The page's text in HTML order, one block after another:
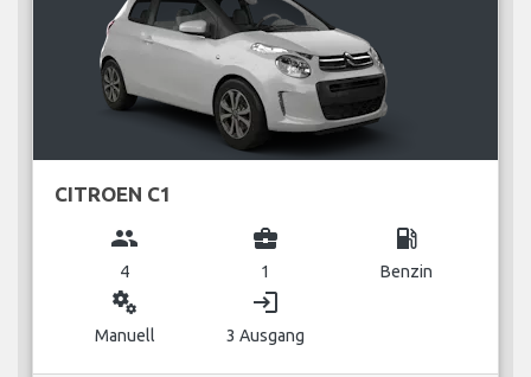
CITROEN C1
group
4
business_center
1
local_gas_station
Benzin
miscellaneous_services
Manuell
login
3 Ausgang